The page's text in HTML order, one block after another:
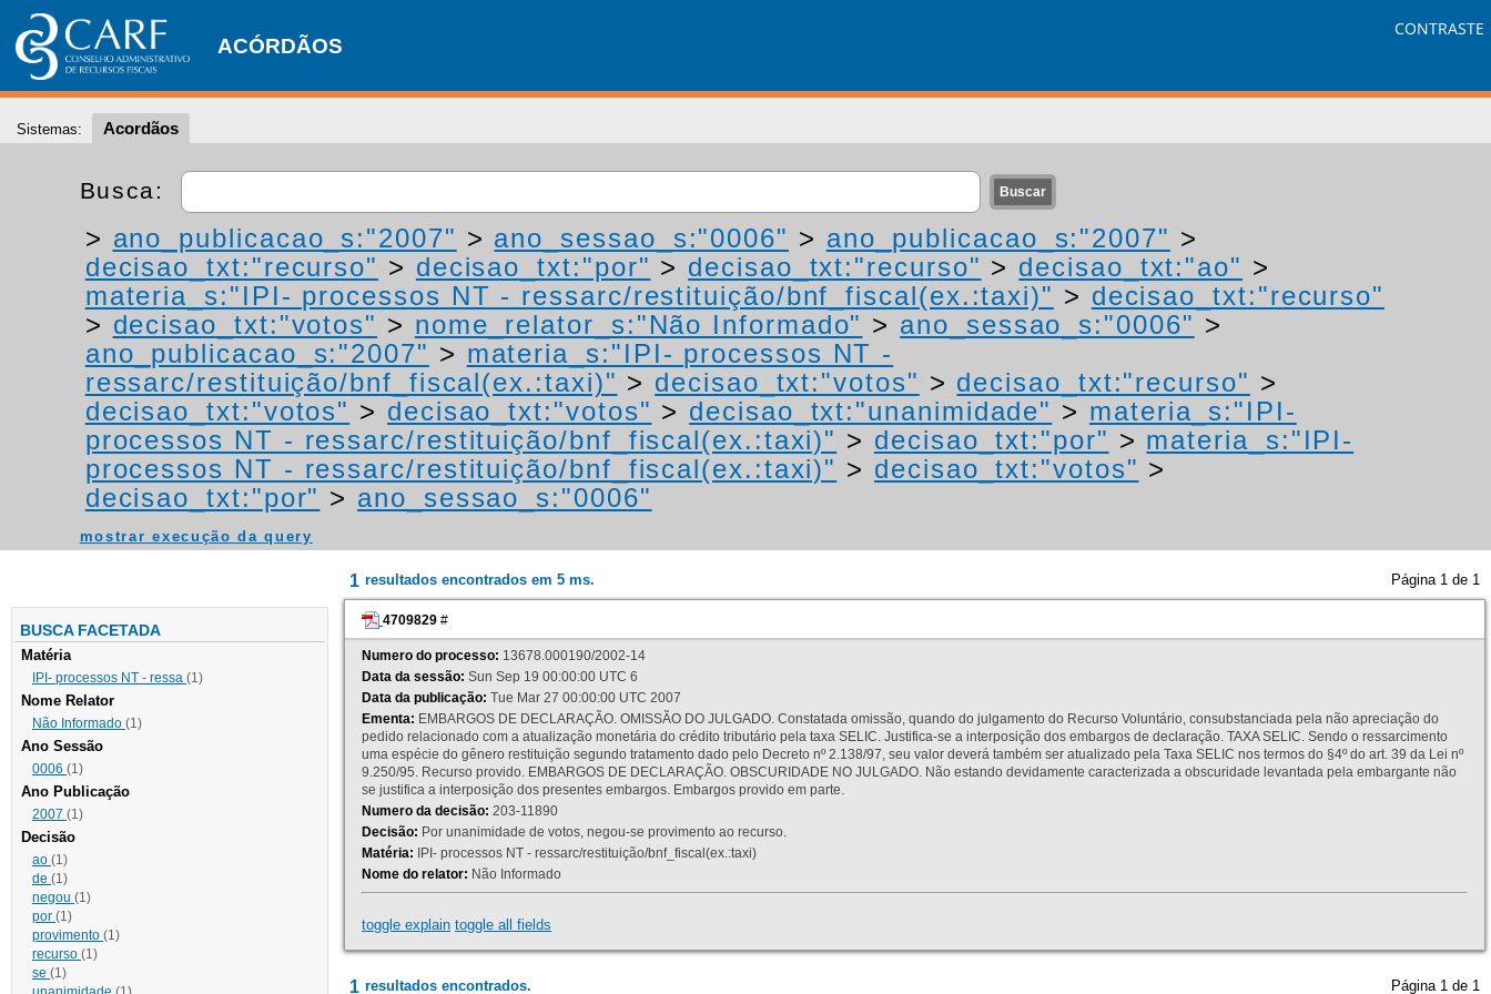
ACÓRDÃOS
CONTRASTE
Sistemas: Acordãos
Busca:
> ano_publicacao_s:"2007" > ano_sessao_s:"0006" > ano_publicacao_s:"2007" >
decisao_txt:"recurso" > decisao_txt:"por" > decisao_txt:"recurso" > decisao_txt:"ao" >
materia_s:"IPI- processos NT - ressarc/restituição/bnf_fiscal(ex.:taxi)" > decisao_txt:"recurso"
> decisao_txt:"votos" > nome_relator_s:"Não Informado" > ano_sessao_s:"0006" >
ano_publicacao_s:"2007" > materia_s:"IPI- processos NT -
ressarc/restituição/bnf_fiscal(ex.:taxi)" > decisao_txt:"votos" > decisao_txt:"recurso" >
decisao_txt:"votos" > decisao_txt:"votos" > decisao_txt:"unanimidade" > materia_s:"IPI-
processos NT - ressarc/restituição/bnf_fiscal(ex.:taxi)" > decisao_txt:"por" > materia_s:"IPI-
processos NT - ressarc/restituição/bnf_fiscal(ex.:taxi)" > decisao_txt:"votos" >
decisao_txt:"por" > ano_sessao_s:"0006"
mostrar execução da query
BUSCA FACETADA
Matéria
IPI- processos NT - ressa (1)
Nome Relator
Não Informado (1)
Ano Sessão
0006 (1)
Ano Publicação
2007 (1)
Decisão
ao (1)
de (1)
negou (1)
por (1)
provimento (1)
recurso (1)
se (1)
1 resultados encontrados em 5 ms. Página 1 de 1
4709829 #
Numero do processo: 13678.000190/2002-14
Data da sessão: Sun Sep 19 00:00:00 UTC 6
Data da publicação: Tue Mar 27 00:00:00 UTC 2007
Ementa: EMBARGOS DE DECLARAÇÃO. OMISSÃO DO JULGADO. Constatada omissão, quando do julgamento do Recurso Voluntário, consubstanciada pela não apreciação do
pedido relacionado com a atualização monetária do crédito tributário pela taxa SELIC. Justifica-se a interposição dos embargos de declaração. TAXA SELIC. Sendo o ressarcimento
uma espécie do gênero restituição segundo tratamento dado pelo Decreto nº 2.138/97, seu valor deverá também ser atualizado pela Taxa SELIC nos termos do §4º do art. 39 da Lei nº
9.250/95. Recurso provido. EMBARGOS DE DECLARAÇÃO. OBSCURIDADE NO JULGADO. Não estando devidamente caracterizada a obscuridade levantada pela embargante não
se justifica a interposição dos presentes embargos. Embargos provido em parte.
Numero da decisão: 203-11890
Decisão: Por unanimidade de votos, negou-se provimento ao recurso.
Matéria: IPI- processos NT - ressarc/restituição/bnf_fiscal(ex.:taxi)
Nome do relator: Não Informado
toggle explain toggle all fields
1 resultados encontrados. Página 1 de 1